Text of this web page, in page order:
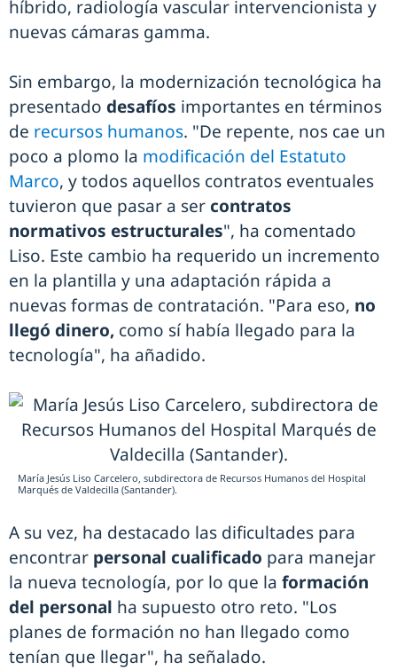
híbrido, radiología vascular intervencionista y
nuevas cámaras gamma.
Sin embargo, la modernización tecnológica ha
presentado desafíos importantes en términos
de recursos humanos. "De repente, nos cae un
poco a plomo la modificación del Estatuto
Marco, y todos aquellos contratos eventuales
tuvieron que pasar a ser contratos
normativos estructurales", ha comentado
Liso. Este cambio ha requerido un incremento
en la plantilla y una adaptación rápida a
nuevas formas de contratación. "Para eso, no
llegó dinero, como sí había llegado para la
tecnología", ha añadido.
María Jesús Liso Carcelero, subdirectora de Recursos Humanos del Hospital
Marqués de Valdecilla (Santander).
A su vez, ha destacado las dificultades para
encontrar personal cualificado para manejar
la nueva tecnología, por lo que la formación
del personal ha supuesto otro reto. "Los
planes de formación no han llegado como
tenían que llegar", ha señalado.